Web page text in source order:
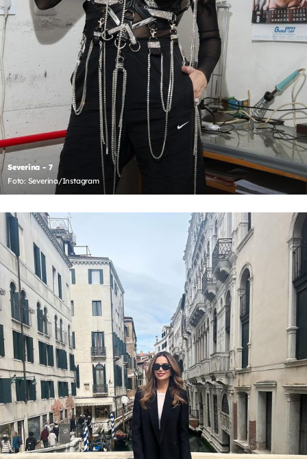
Severina - 7
Foto: Severina/Instagram